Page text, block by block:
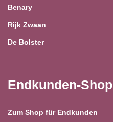
Benary
Rijk Zwaan
De Bolster
Endkunden-Shop
Zum Shop für Endkunden